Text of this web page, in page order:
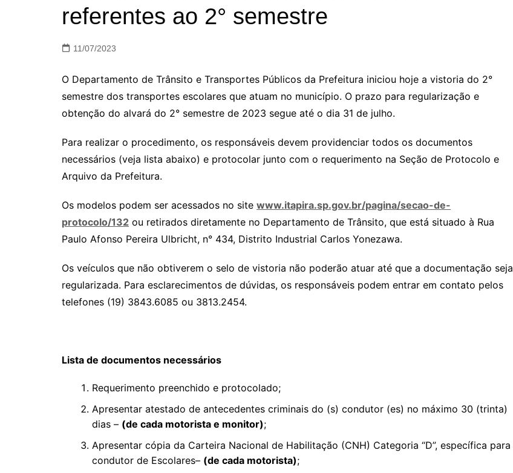
referentes ao 2° semestre
11/07/2023
O Departamento de Trânsito e Transportes Públicos da Prefeitura iniciou hoje a vistoria do 2°
semestre dos transportes escolares que atuam no município. O prazo para regularização e
obtenção do alvará do 2° semestre de 2023 segue até o dia 31 de julho.
Para realizar o procedimento, os responsáveis devem providenciar todos os documentos
necessários (veja lista abaixo) e protocolar junto com o requerimento na Seção de Protocolo e
Arquivo da Prefeitura.
Os modelos podem ser acessados no site www.itapira.sp.gov.br/pagina/secao-de-
protocolo/132 ou retirados diretamente no Departamento de Trânsito, que está situado à Rua
Paulo Afonso Pereira Ulbricht, n° 434, Distrito Industrial Carlos Yonezawa.
Os veículos que não obtiverem o selo de vistoria não poderão atuar até que a documentação seja
regularizada. Para esclarecimentos de dúvidas, os responsáveis podem entrar em contato pelos
telefones (19) 3843.6085 ou 3813.2454.
Lista de documentos necessários
Requerimento preenchido e protocolado;
Apresentar atestado de antecedentes criminais do (s) condutor (es) no máximo 30 (trinta)
dias – (de cada motorista e monitor);
Apresentar cópia da Carteira Nacional de Habilitação (CNH) Categoria “D”, específica para
condutor de Escolares– (de cada motorista);